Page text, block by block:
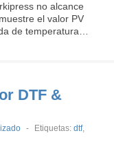
no alcance
el valor PV
de temperatura…
DTF &
- Etiquetas: dtf,